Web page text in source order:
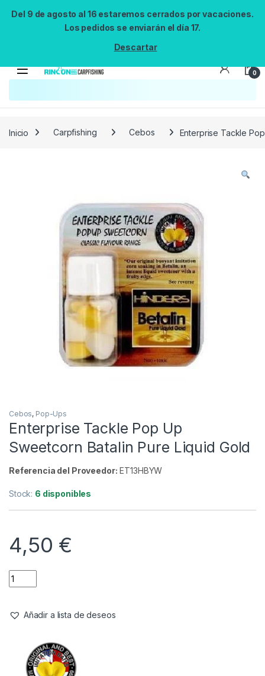
Del 9 de agosto al 16 estaremos cerrados por vacaciones.
Los pedidos se enviarán el día 17.
Descartar
0
Reintentar
Cebos Enterprise Tackle
Cebos
Enterprise Tackle Pop Up
Sweetcorn Batalin Pure Liquid Gold
Referencia del Proveedor: